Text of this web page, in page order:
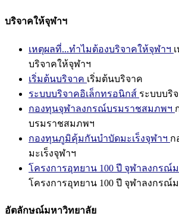
บริจาคให้จุฬาฯ
เหตุผลที่...ทำไมต้องบริจาคให้จุฬาฯ
บริจาคให้จุฬาฯ
เริ่มต้นบริจาค เริ่มต้นบริจาค
ระบบบริจาคอิเล็กทรอนิกส์ ระบบบริ
กองทุนจุฬาลงกรณ์บรมราชสมภพฯ
บรมราชสมภพฯ
กองทุนภูมิคุ้มกันบำบัดมะเร็งจุฬาฯ ก
มะเร็งจุฬาฯ
โครงการอุทยาน 100 ปี จุฬาลงกรณ์
โครงการอุทยาน 100 ปี จุฬาลงกรณ์
อัตลักษณ์มหาวิทยาลัย